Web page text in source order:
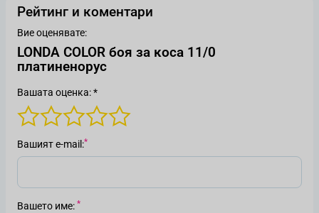
Рейтинг и коментари
Вие оценявате:
LONDA COLOR боя за коса 11/0
платиненорус
Вашата оценка: *
Вашият е-mail
Вашето име